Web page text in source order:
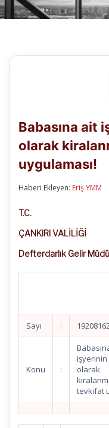
Babasına ait
olarak
uygulaması!
Haberi Ekleyen: Eriş YMM
T.C.
ÇANKIRI VALİLİĞİ
Defterdarlık Gelir
Sayı :
Konu :
olarak
tevkifat